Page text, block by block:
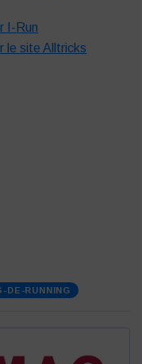
I-Run
le site Alltricks
DE-RUNNING